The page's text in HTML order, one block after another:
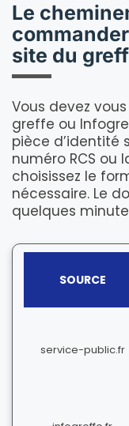
Le
site du
Vous devez
greffe ou
pièce d’identité
numéro RCS ou
choisissez le
nécessaire. Le
quelques
SOURCE
service-public.fr